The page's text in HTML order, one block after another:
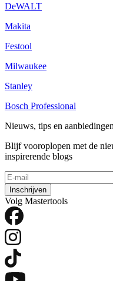
DeWALT
Makita
Festool
Milwaukee
Stanley
Bosch Professional
Nieuws, tips en aanbiedingen
Blijf vooroplopen met de
inspirerende blogs
Inschrijven
Volg Mastertools